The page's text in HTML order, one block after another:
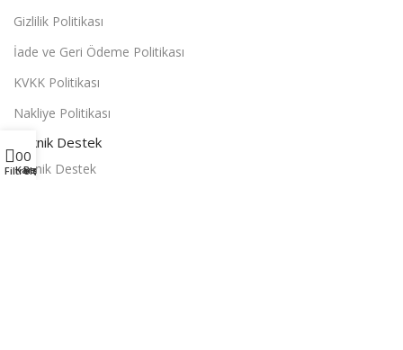
Gizlilik Politikası
İade ve Geri Ödeme Politikası
KVKK Politikası
Nakliye Politikası
Teknik Destek
Teknik Destek
Filtreler
0
Karşılaştır
0
Beğendiklerim